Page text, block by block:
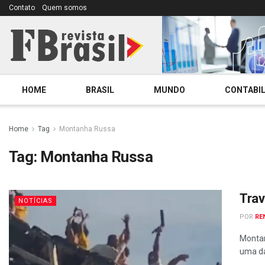
Contato Quem somos
HOME BRASIL MUNDO
Home Tag Montanha Russa
Tag: Montanha Russa
NOTÍCIAS
POR
uma